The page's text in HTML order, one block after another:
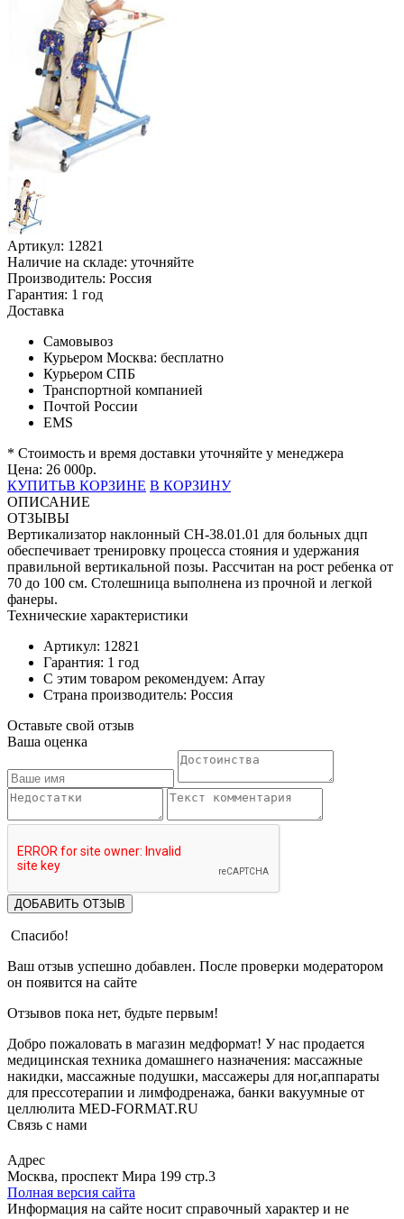
Артикул: 12821
Наличие на складе: уточняйте
Производитель: Россия
Гарантия: 1 год
Доставка
Самовывоз
Курьером Москва: бесплатно
Курьером СПБ
Транспортной компанией
Почтой России
EMS
* Стоимость и время доставки уточняйте у менеджера
Цена: 26 000р.
КУПИТЬВ КОРЗИНЕ В КОРЗИНУ
ОПИСАНИЕ
ОТЗЫВЫ
Вертикализатор наклонный СН-38.01.01 для больных дцп
обеспечивает тренировку процесса стояния и удержания
правильной вертикальной позы. Рассчитан на рост ребенка от
70 до 100 см. Столешница выполнена из прочной и легкой
фанеры.
Технические характеристики
Артикул: 12821
Гарантия: 1 год
С этим товаром рекомендуем: Array
Страна производитель: Россия
Оставьте свой отзыв
Ваша оценка
ДОБАВИТЬ ОТЗЫВ
Спасибо!
Ваш отзыв успешно добавлен. После проверки модератором
он появится на сайте
Отзывов пока нет, будьте первым!
Добро пожаловать в магазин медформат! У нас продается
медицинская техника домашнего назначения: массажные
накидки, массажные подушки, массажеры для ног,аппараты
для прессотерапии и лимфодренажа, банки вакуумные от
целлюлита MED-FORMAT.RU
Связь с нами
Адрес
Москва, проспект Мира 199 стр.3
Полная версия сайта
Информация на сайте носит справочный характер и не